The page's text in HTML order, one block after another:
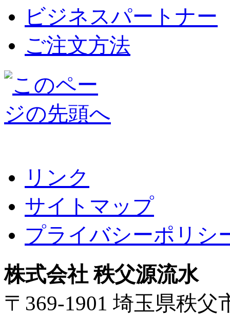
ビジネスパートナー
ご注文方法
リンク
サイトマップ
プライバシーポリシ
株式会社 秩父源流水
〒369-1901 埼玉県秩